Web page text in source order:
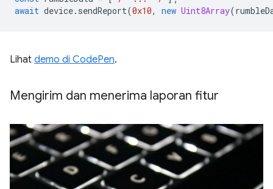
await device. sendReport(0x10, new Uint8Array(
Lihat demo di CodePen.
Mengirim dan menerima laporan fitur